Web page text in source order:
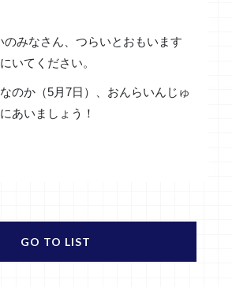
のみなさん、つらいとおもいます
いてください。
のか（5月7日）、おんらいんじゅ
あいましょう！
GO TO LIST